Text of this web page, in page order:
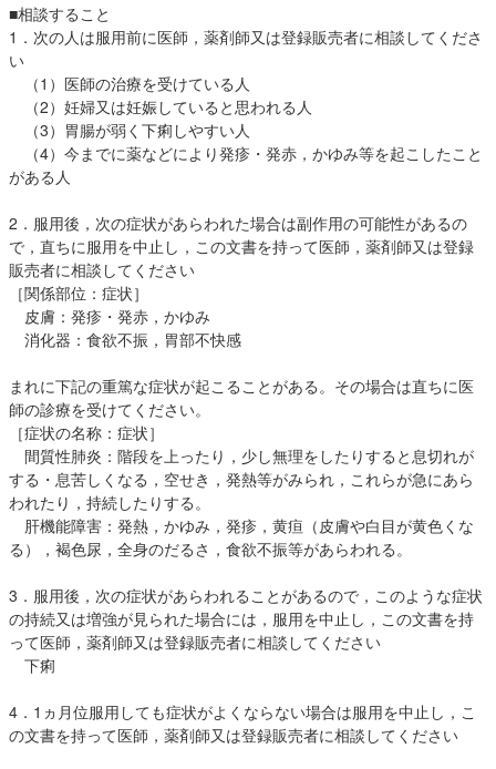
■相談すること
1．次の人は服用前に医師，薬剤師又は登録販売者に相談してくださ
い
（1）医師の治療を受けている人
（2）妊婦又は妊娠していると思われる人
（3）胃腸が弱く下痢しやすい人
（4）今までに薬などにより発疹・発赤，かゆみ等を起こしたこと
がある人
2．服用後，次の症状があらわれた場合は副作用の可能性があるの
で，直ちに服用を中止し，この文書を持って医師，薬剤師又は登録
販売者に相談してください
［関係部位：症状］
皮膚：発疹・発赤，かゆみ
消化器：食欲不振，胃部不快感
まれに下記の重篤な症状が起こることがある。その場合は直ちに医
師の診療を受けてください。
［症状の名称：症状］
間質性肺炎：階段を上ったり，少し無理をしたりすると息切れが
する・息苦しくなる，空せき，発熱等がみられ，これらが急にあら
われたり，持続したりする。
肝機能障害：発熱，かゆみ，発疹，黄疸（皮膚や白目が黄色くな
る），褐色尿，全身のだるさ，食欲不振等があらわれる。
3．服用後，次の症状があらわれることがあるので，このような症状
の持続又は増強が見られた場合には，服用を中止し，この文書を持
って医師，薬剤師又は登録販売者に相談してください
下痢
4．1ヵ月位服用しても症状がよくならない場合は服用を中止し，こ
の文書を持って医師，薬剤師又は登録販売者に相談してください